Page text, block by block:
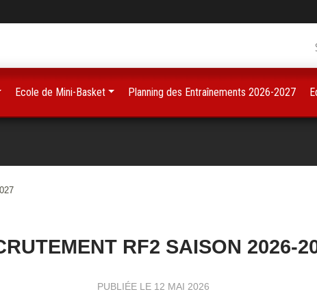
RF2 SAISON 2026-
PUBLIÉE LE 12 MAI 2026
Ecole de Mini-Basket Planning des Entraînements 2026-2027